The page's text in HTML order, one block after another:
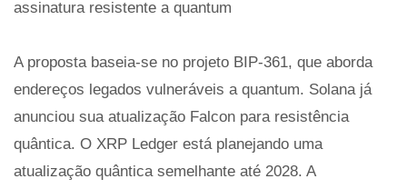
assinatura resistente a quantum
A proposta baseia-se no projeto BIP-361, que aborda
endereços legados vulneráveis a quantum. Solana já
anunciou sua atualização Falcon para resistência
quântica. O XRP Ledger está planejando uma
atualização quântica semelhante até 2028. A